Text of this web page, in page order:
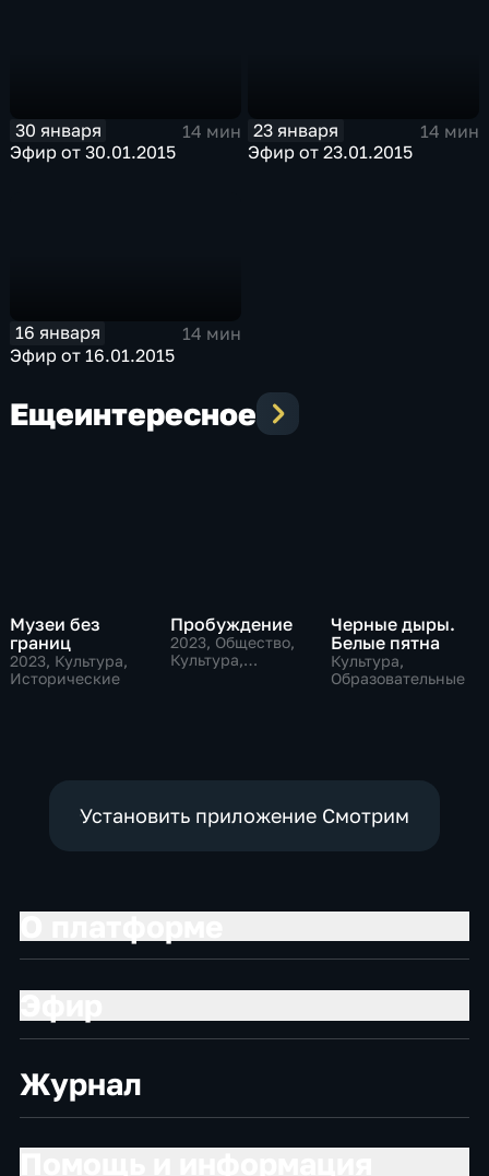
30 января
14 мин
Эфир от 30.01.2015
23 января
14 мин
Эфир от 23.01.2015
16 января
14 мин
Эфир от 16.01.2015
Ещеинтересное
Музеи без
границ
2023, Культура,
Исторические
Пробуждение
2023, Общество,
Культура,
Черные дыры.
Белые пятна
Культура,
Образовательные
Установить приложение Смотрим
Журнал